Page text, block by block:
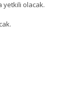
yetkili olacak.